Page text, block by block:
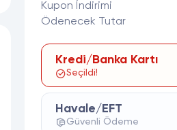
Kupon İndirimi
Ödenecek Tutar
Kredi/Banka Kartı
Seçildi!
Havale/EFT
Güvenli Ödeme